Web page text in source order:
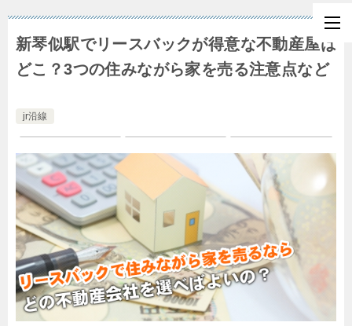
新琴似駅でリースバックが得意な不動産屋は
どこ？3つの住みながら家を売る注意点など
jr沿線